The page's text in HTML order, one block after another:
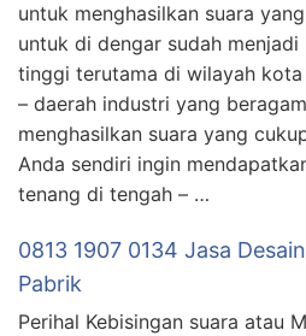
untuk menghasilkan suara
untuk di dengar sudah
tinggi terutama di wilayah
– daerah industri yang
menghasilkan suara yang
Anda sendiri ingin
tenang di tengah – …
0813 1907 0134 Jasa
Pabrik
Perihal Kebisingan suara atau